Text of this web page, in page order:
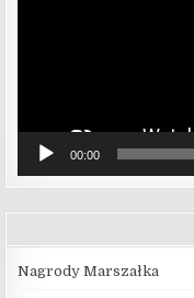
00:00
Nagrody Marszałka